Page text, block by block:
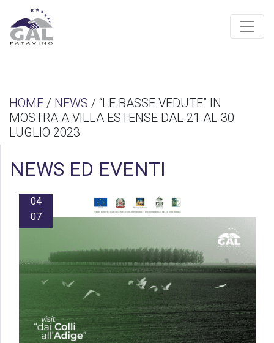
HOME / NEWS / “LE BASSE VEDUTE” IN
MOSTRA A VILLA ESTENSE DAL 21 AL 30
LUGLIO 2023
NEWS ED EVENTI
04
07